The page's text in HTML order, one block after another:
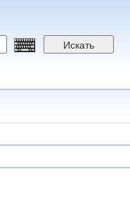
Искать